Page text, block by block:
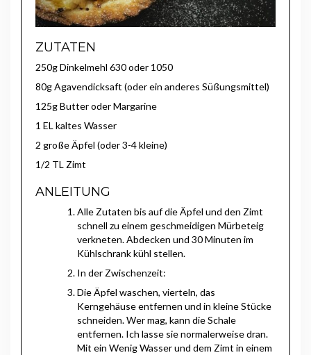
ZUTATEN
250g Dinkelmehl 630 oder 1050
80g Agavendicksaft (oder ein anderes Süßungsmittel)
125g Butter oder Margarine
1 EL kaltes Wasser
2 große Äpfel (oder 3-4 kleine)
1/2 TL Zimt
ANLEITUNG
Alle Zutaten bis auf die Äpfel und den Zimt
schnell zu einem geschmeidigen Mürbeteig
verkneten. Abdecken und 30 Minuten im
Kühlschrank kühl stellen.
In der Zwischenzeit:
Die Äpfel waschen, vierteln, das
Kerngehäuse entfernen und in kleine Stücke
schneiden. Wer mag, kann die Schale
entfernen. Ich lasse sie normalerweise dran.
Mit ein Wenig Wasser und dem Zimt in einem